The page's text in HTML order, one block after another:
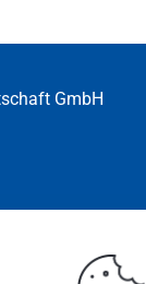
GmbH
augsburg.de